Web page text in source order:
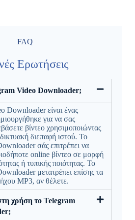
FAQ
Ερωτήσεις
Video Downloader;
Downloader είναι ένας
για να σας
βίντεο χρησιμοποιώντας
διεπαφή ιστού. Το
σάς επιτρέπει να
online βίντεο σε μορφή
ή τυπικής ποιότητας. Το
μετατρέπει επίσης τα
MP3, αν θέλετε.
χρήση το Telegram